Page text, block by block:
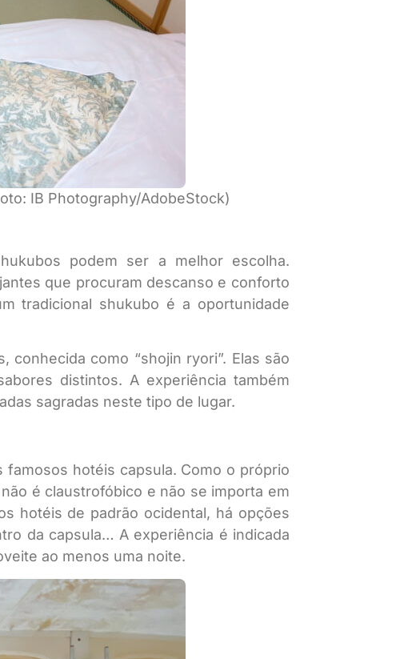
IB Photography/AdobeStock)
podem ser a melhor escolha.
que procuram descanso e conforto
tradicional shukubo é a oportunidade
como “shojin ryori”. Elas são
distintos. A experiência também
sagradas neste tipo de lugar.
hotéis capsula. Como o próprio
é claustrofóbico e não se importa em
hotéis de padrão ocidental, há opções
da capsula… A experiência é indicada
ao menos uma noite.